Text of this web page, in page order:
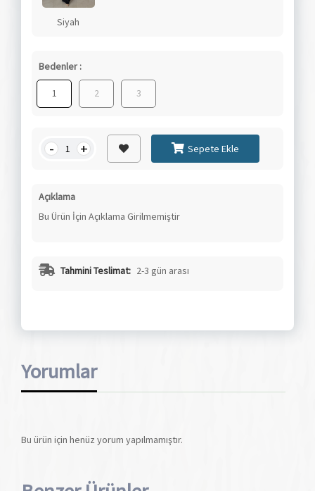
Siyah
Bedenler :
1 2 3
- + Sepete Ekle
Açıklama
Bu Ürün İçin Açıklama Girilmemiştir
Tahmini Teslimat: 2-3 gün arası
Yorumlar
Bu ürün için henüz yorum yapılmamıştır.